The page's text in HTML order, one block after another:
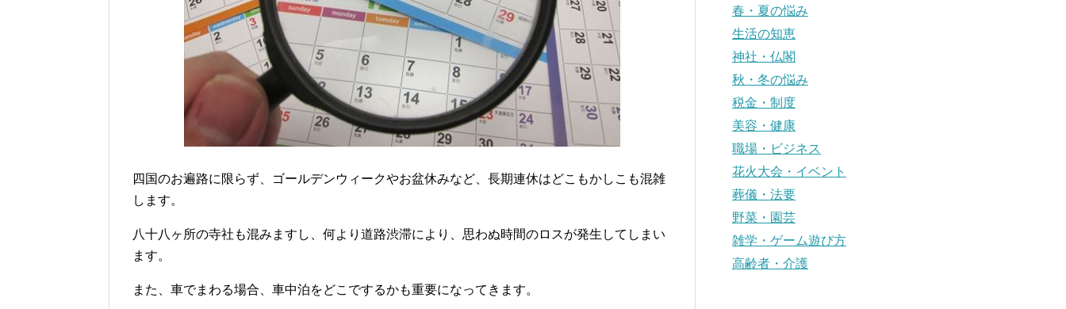
四国のお遍路に限らず、ゴールデンウィークやお盆休みなど、長期連休はどこもかしこも混雑
します。
八十八ヶ所の寺社も混みますし、何より道路渋滞により、思わぬ時間のロスが発生してしまい
ます。
また、車でまわる場合、車中泊をどこでするかも重要になってきます。
春・夏の悩み
生活の知恵
神社・仏閣
秋・冬の悩み
税金・制度
美容・健康
職場・ビジネス
花火大会・イベント
葬儀・法要
野菜・園芸
雑学・ゲーム遊び方
高齢者・介護